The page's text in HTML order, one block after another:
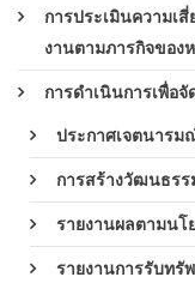
การประเมินความเ
งานตามภารกิจของ
การดำเนินการเพื่อ
ประกาศเจตนาร
การสร้างวัฒนธร
รายงานผลตามนโ
รายงานการรับทรั